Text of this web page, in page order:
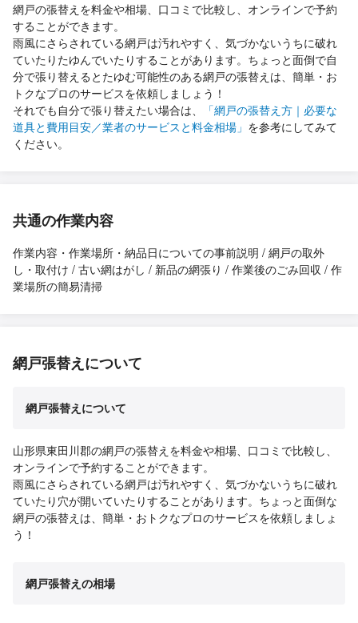
網戸の張替えを料金や相場、口コミで比較し、オンラインで予約
することができます。
雨風にさらされている網戸は汚れやすく、気づかないうちに破れ
ていたりたゆんでいたりすることがあります。ちょっと面倒で自
分で張り替えるとたゆむ可能性のある網戸の張替えは、簡単・お
トクなプロのサービスを依頼しましょう！
それでも自分で張り替えたい場合は、
「網戸の張替え方｜必要な
道具と費用目安／業者のサービスと料金相場」 を参考にしてみて
ください。
共通の作業内容
作業内容・作業場所・納品日についての事前説明 / 網戸の取外
し・取付け / 古い網はがし / 新品の網張り / 作業後のごみ回収 / 作
業場所の簡易清掃
網戸張替えについて
網戸張替えについて
山形県東田川郡の網戸の張替えを料金や相場、口コミで比較し、
オンラインで予約することができます。
雨風にさらされている網戸は汚れやすく、気づかないうちに破れ
ていたり穴が開いていたりすることがあります。ちょっと面倒な
網戸の張替えは、簡単・おトクなプロのサービスを依頼しましょ
う！
網戸張替えの相場